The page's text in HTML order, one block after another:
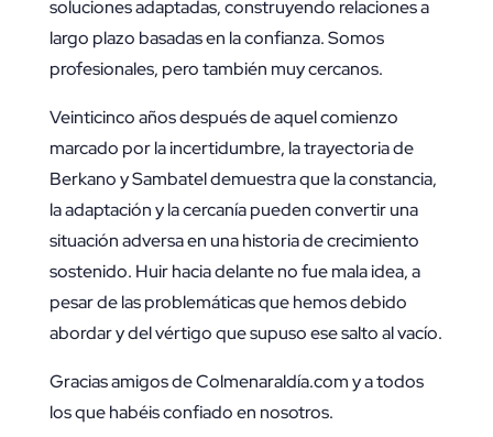
soluciones adaptadas, construyendo relaciones a
largo plazo basadas en la confianza. Somos
profesionales, pero también muy cercanos.
Veinticinco años después de aquel comienzo
marcado por la incertidumbre, la trayectoria de
Berkano y Sambatel demuestra que la constancia,
la adaptación y la cercanía pueden convertir una
situación adversa en una historia de crecimiento
sostenido. Huir hacia delante no fue mala idea, a
pesar de las problemáticas que hemos debido
abordar y del vértigo que supuso ese salto al vacío.
Gracias amigos de Colmenaraldía.com y a todos
los que habéis confiado en nosotros.